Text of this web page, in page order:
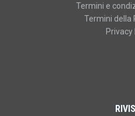
Termini e
Termini della
Privacy